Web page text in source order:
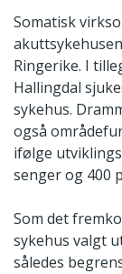
Somatisk
Ringerike. I
Hallingdal
sykehus.
også
ifølge
senger og 400
Som det
sykehus valgt
således